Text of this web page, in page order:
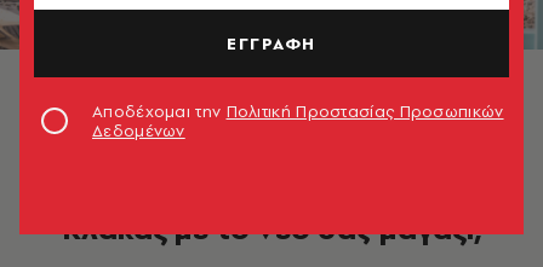
Ο Κωνσταντίνος Δαγριτζίκος στην αυλή του Κλακάζ ©
Κλακάζ με το νέο σας μαγαζί;
ΕΓΓΡΑΦΗ
Αποδέχομαι την Πολιτική Προστασίας Προσωπικών
Δεδομένων